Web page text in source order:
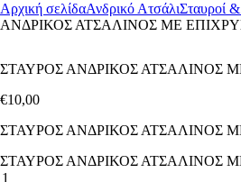
Αρχική σελίδαΑνδρικό ΑτσάλιΣταυροί
ΑΝΔΡΙΚΟΣ ΑΤΣΑΛΙΝΟΣ ΜΕ
ΣΤΑΥΡΟΣ ΑΝΔΡΙΚΟΣ ΑΤΣΑΛΙΝΟΣ
€10,00
ΣΤΑΥΡΟΣ ΑΝΔΡΙΚΟΣ ΑΤΣΑΛΙΝΟΣ
ΣΤΑΥΡΟΣ ΑΝΔΡΙΚΟΣ ΑΤΣΑΛΙΝΟΣ